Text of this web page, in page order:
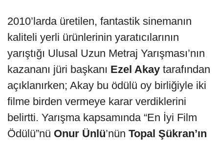
2010’larda üretilen, fantastik sinemanın
kaliteli yerli ürünlerinin yaratıcılarının
yarıştığı Ulusal Uzun Metraj Yarışması’nın
kazananı jüri başkanı Ezel Akay tarafından
açıklanırken; Akay bu ödülü oy birliğiyle iki
filme birden vermeye karar verdiklerini
belirtti. Yarışma kapsamında “En İyi Film
Ödülü”nü Onur Ünlü’nün Topal Şükran’ın